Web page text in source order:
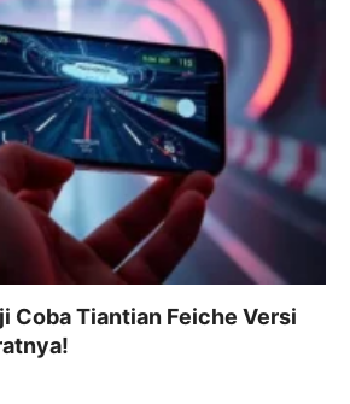
Coba Tiantian Feiche Versi